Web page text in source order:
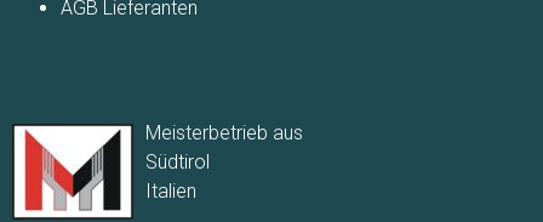
AGB Lieferanten
Meisterbetrieb aus
Südtirol
Italien